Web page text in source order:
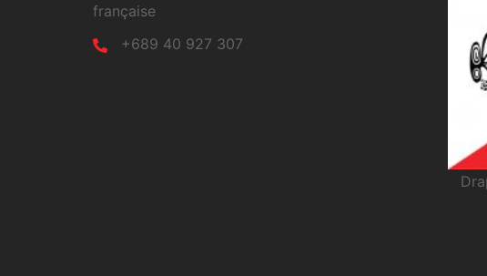
française
+689 40 927 307